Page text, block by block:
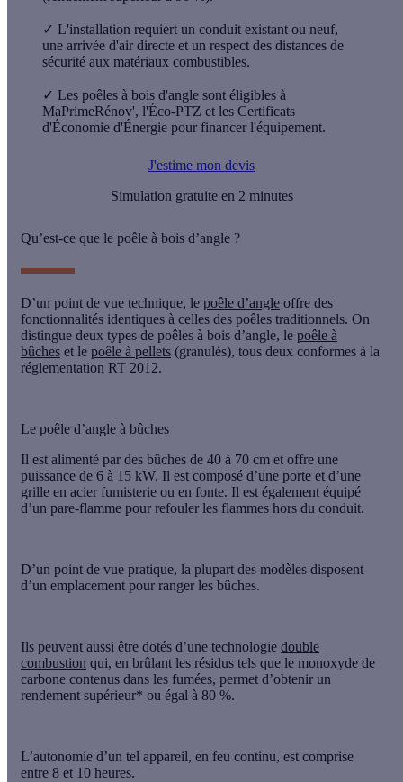
✓ L'installation requiert un conduit existant ou neuf,
une arrivée d'air directe et un respect des distances de
sécurité aux matériaux combustibles.
✓ Les poêles à bois d'angle sont éligibles à
MaPrimeRénov', l'Éco-PTZ et les Certificats
d'Économie d'Énergie pour financer l'équipement.
J'estime mon devis
Simulation gratuite en 2 minutes
Qu’est-ce que le poêle à bois d’angle ?
D’un point de vue technique, le poêle d’angle offre des
fonctionnalités identiques à celles des poêles traditionnels. On
distingue deux types de poêles à bois d’angle, le poêle à
bûches et le poêle à pellets (granulés), tous deux conformes à la
réglementation RT 2012.
Le poêle d’angle à bûches
Il est alimenté par des bûches de 40 à 70 cm et offre une
puissance de 6 à 15 kW. Il est composé d’une porte et d’une
grille en acier fumisterie ou en fonte. Il est également équipé
d’un pare-flamme pour refouler les flammes hors du conduit.
D’un point de vue pratique, la plupart des modèles disposent
d’un emplacement pour ranger les bûches.
Ils peuvent aussi être dotés d’une technologie double
combustion qui, en brûlant les résidus tels que le monoxyde de
carbone contenus dans les fumées, permet d’obtenir un
rendement supérieur* ou égal à 80 %.
L’autonomie d’un tel appareil, en feu continu, est comprise
entre 8 et 10 heures.